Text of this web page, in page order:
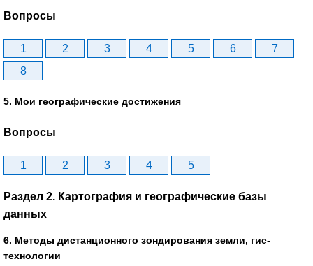
Вопросы
1 2 3 4 5 6
7
8
5. Мои географические достижения
Вопросы
1 2 3 4 5
Раздел 2. Картография и географические базы
данных
6. Методы дистанционного зондирования земли, гис-
технологии